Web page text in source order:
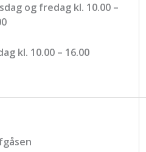
og fredag kl. 10.00 –
kl. 10.00 – 16.00